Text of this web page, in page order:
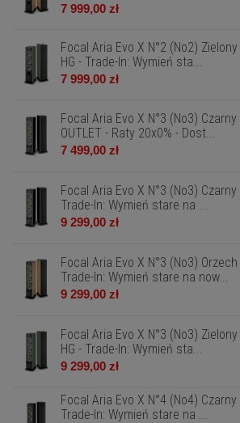
7 999,00 zł
Focal Aria Evo X N°2 (No2)
HG - Trade-In: Wymień sta...
7 999,00 zł
Focal Aria Evo X N°3 (No3)
OUTLET - Raty 20x0% - Dost...
7 499,00 zł
Focal Aria Evo X N°3 (No3)
Trade-In: Wymień stare na ...
9 299,00 zł
Focal Aria Evo X N°3 (No3)
Trade-In: Wymień stare na now...
9 299,00 zł
Focal Aria Evo X N°3 (No3)
HG - Trade-In: Wymień sta...
9 299,00 zł
Focal Aria Evo X N°4 (No4)
Trade-In: Wymień stare na ...